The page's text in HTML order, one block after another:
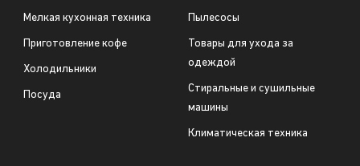
Мелкая кухонная техника
Приготовление кофе
Холодильники
Посуда
Пылесосы
Товары для ухода за
одеждой
Стиральные и сушильные
машины
Климатическая техника